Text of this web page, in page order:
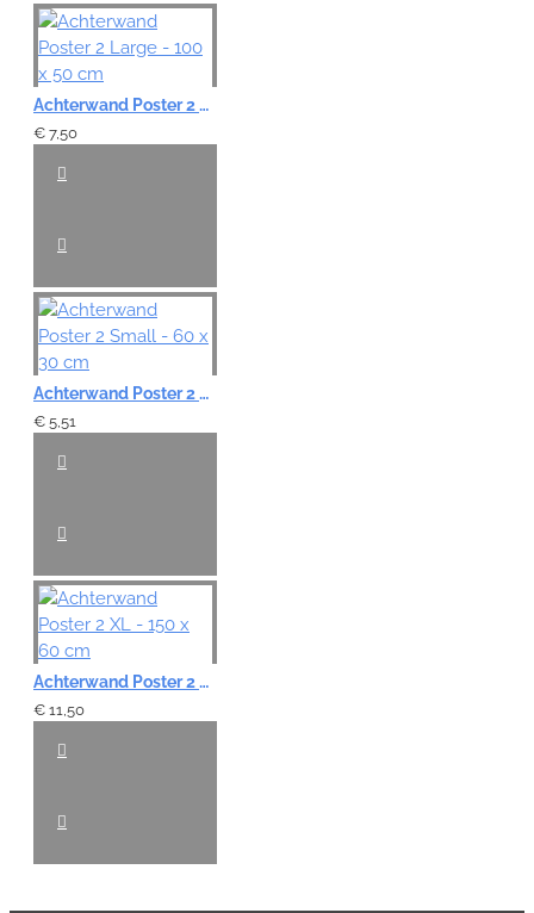
Achterwand Poster 2 Large - 100 x 50 cm
€ 7,50
Achterwand Poster 2 Small - 60 x 30 cm
€ 5,51
Achterwand Poster 2 XL - 150 x 60 cm
€ 11,50